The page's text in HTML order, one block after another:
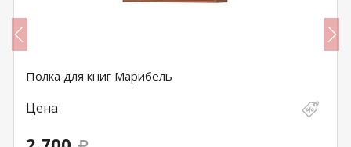
Полка для книг Марибель
Цена